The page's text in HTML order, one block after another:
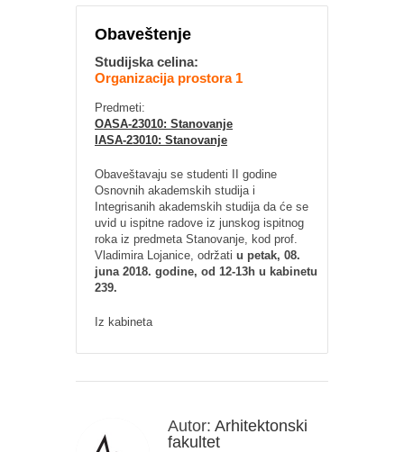
Obaveštenje
Studijska celina:
Organizacija prostora 1
Predmeti:
OASA-23010: Stanovanje
IASA-23010: Stanovanje
Obaveštavaju se studenti II godine
Osnovnih akademskih studija i
Integrisanih akademskih studija da će se
uvid u ispitne radove iz junskog ispitnog
roka iz predmeta Stanovanje, kod prof.
Vladimira Lojanice, održati u petak, 08.
juna 2018. godine, od 12-13h u kabinetu
239.
Iz kabineta
Autor: Arhitektonski
fakultet